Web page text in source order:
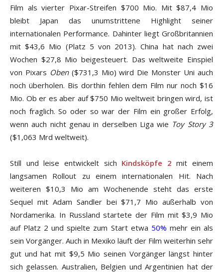
Film als vierter Pixar-Streifen $700 Mio. Mit $87,4 Mio
bleibt Japan das unumstrittene Highlight seiner
internationalen Performance. Dahinter liegt Großbritannien
mit $43,6 Mio (Platz 5 von 2013). China hat nach zwei
Wochen $27,8 Mio beigesteuert. Das weltweite Einspiel
von Pixars Oben($731,3 Mio) wird Die Monster Uni auch
noch überholen. Bis dorthin fehlen dem Film nur noch $16
Mio. Ob er es aber auf $750 Mio weltweit bringen wird, ist
noch fraglich. So oder so war der Film ein großer Erfolg,
wenn auch nicht genau in derselben Liga wie Toy Story 3
($1,063 Mrd weltweit).
Still und leise entwickelt sich Kindsköpfe 2 mit einem
langsamen Rollout zu einem internationalen Hit. Nach
weiteren $10,3 Mio am Wochenende steht das erste
Sequel mit Adam Sandler bei $71,7 Mio außerhalb von
Nordamerika. In Russland startete der Film mit $3,9 Mio
auf Platz 2 und spielte zum Start etwa 50% mehr ein als
sein Vorgänger. Auch in Mexiko läuft der Film weiterhin sehr
gut und hat mit $9,5 Mio seinen Vorgänger längst hinter
sich gelassen. Australien, Belgien und Argentinien hat der